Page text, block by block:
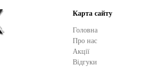
Карта сайту
Головна
Про нас
Акції
Відгуки